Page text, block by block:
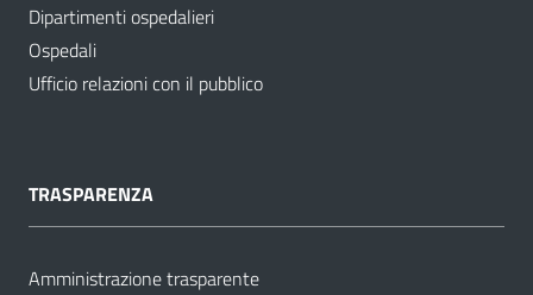
Dipartimenti ospedalieri
Ospedali
Ufficio relazioni con il pubblico
TRASPARENZA
Amministrazione trasparente